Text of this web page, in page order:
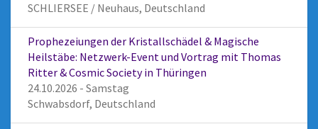
SCHLIERSEE / Neuhaus, Deutschland
Prophezeiungen der Kristallschädel & Magische
Heilstäbe: Netzwerk-Event und Vortrag mit Thomas
Ritter & Cosmic Society in Thüringen
24.10.2026 - Samstag
Schwabsdorf, Deutschland